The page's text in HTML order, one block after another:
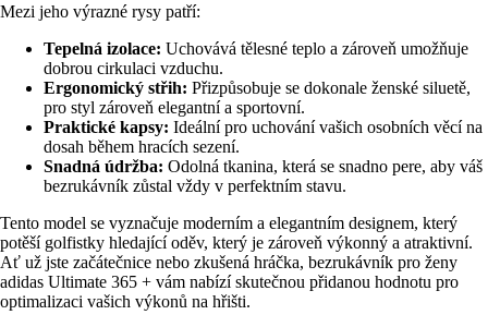
Mezi jeho výrazné rysy patří:
Tepelná izolace: Uchovává tělesné teplo a zároveň umožňuje
dobrou cirkulaci vzduchu.
Ergonomický střih: Přizpůsobuje se dokonale ženské siluetě,
pro styl zároveň elegantní a sportovní.
Praktické kapsy: Ideální pro uchování vašich osobních věcí na
dosah během hracích sezení.
Snadná údržba: Odolná tkanina, která se snadno pere, aby váš
bezrukávník zůstal vždy v perfektním stavu.
Tento model se vyznačuje moderním a elegantním designem, který
potěší golfistky hledající oděv, který je zároveň výkonný a atraktivní.
Ať už jste začátečnice nebo zkušená hráčka, bezrukávník pro ženy
adidas Ultimate 365 + vám nabízí skutečnou přidanou hodnotu pro
optimalizaci vašich výkonů na hřišti.